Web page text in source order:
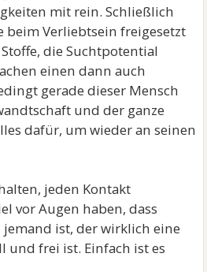
mit rein. Schließlich
beim Verliebtsein freigesetzt
die Suchtpotential
einen dann auch
gerade dieser Mensch
und der ganze
dafür, um wieder an seinen
jeden Kontakt
vor Augen haben, dass
ist, der wirklich eine
und frei ist. Einfach ist es